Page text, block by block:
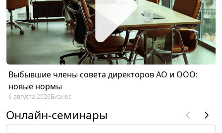
Выбывшие члены совета директоров АО и ООО:
новые нормы
6 августа 2026Бизнес
Онлайн-семинары